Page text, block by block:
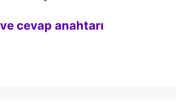
cevap anahtarı